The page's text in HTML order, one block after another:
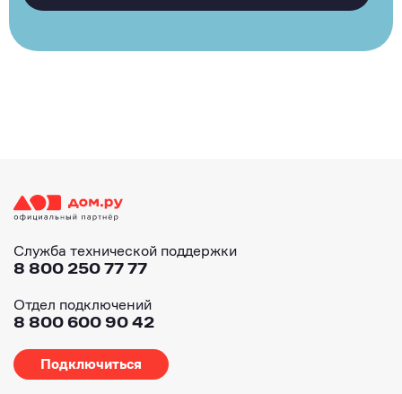
Служба технической поддержки
8 800 250 77 77
Отдел подключений
8 800 600 90 42
Подключиться